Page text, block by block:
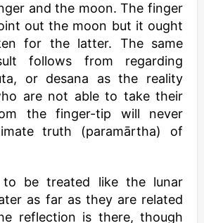
and the moon. The finger
out the moon but it ought
for the latter. The same
follows from regarding
or desana as the reality
are not able to take their
the finger-tip will never
truth (paramārtha) of
to be treated like the lunar
as far as they are related
reflection is there, though